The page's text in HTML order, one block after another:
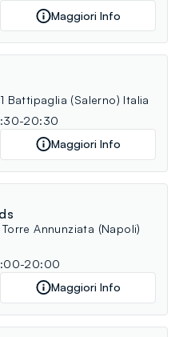
Maggiori Info
Battipaglia (Salerno) Italia
20:30
Maggiori Info
Annunziata (Napoli)
20:00
Maggiori Info